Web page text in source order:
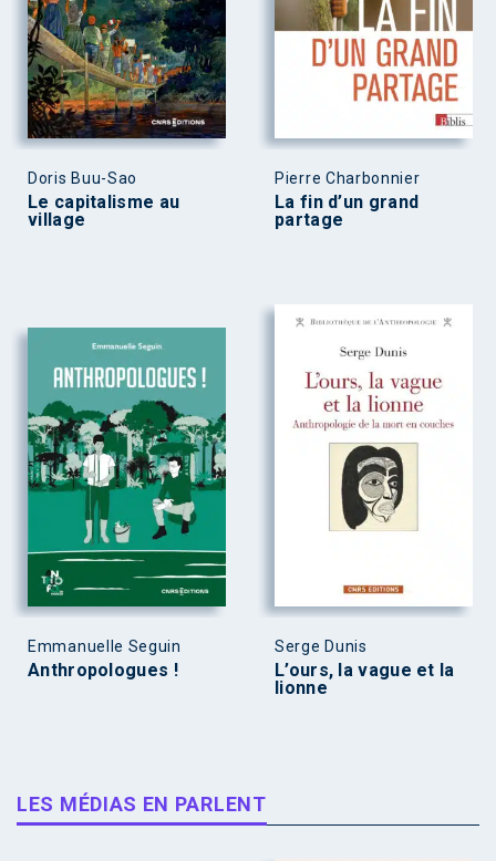
Doris Buu-Sao
Le capitalisme au
village
Pierre Charbonnier
La fin d’un grand
partage
Emmanuelle Seguin
Anthropologues !
Serge Dunis
L’ours, la vague et la
lionne
LES MÉDIAS EN PARLENT